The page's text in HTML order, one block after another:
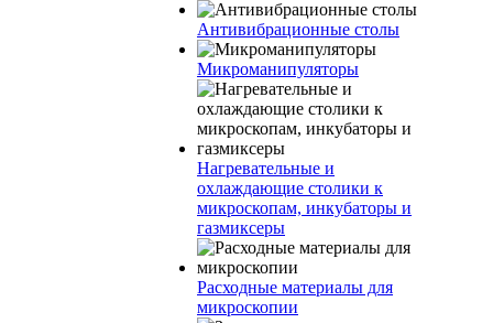
Антивибрационные столы
Микроманипуляторы
Нагревательные и
охлаждающие столики к
микроскопам, инкубаторы и
газмиксеры
Расходные материалы для
микроскопии